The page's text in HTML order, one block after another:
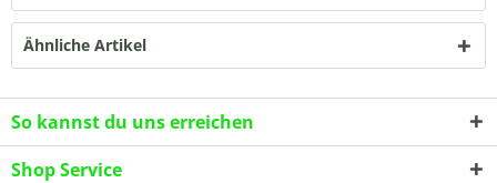
Ähnliche Artikel
So kannst du uns erreichen
Shop Service